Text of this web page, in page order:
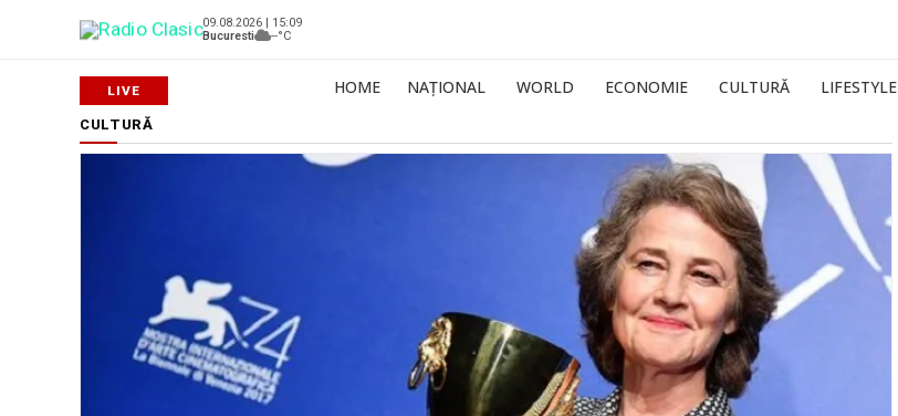
09.08.2026 | 15:09
Bucuresti
--°C
HOME NAȚIONAL WORLD ECONOMIE CULTURĂ LIFESTYLE
CULTURĂ